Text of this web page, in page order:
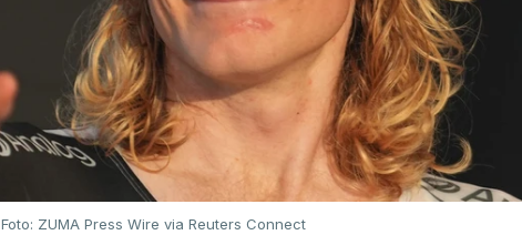
Foto: ZUMA Press Wire via Reuters Connect